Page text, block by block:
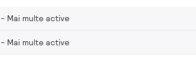
Mai multe active
Mai multe active